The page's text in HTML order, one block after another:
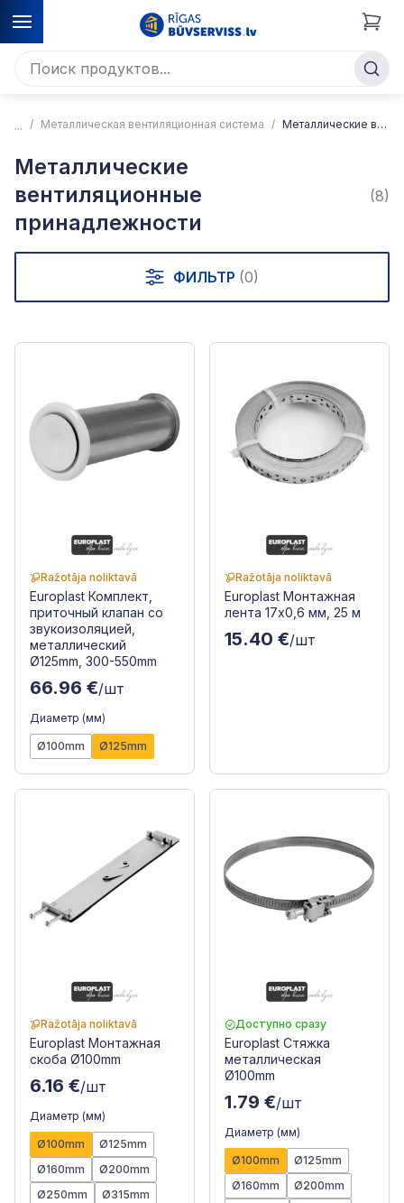
Металлическая вентиляционная система Металлические вентиляционные принадлежности
Металлические
вентиляционные
принадлежности
(8)
ФИЛЬТР (0)
Ražotāja noliktavā
Europlast Комплект,
приточный клапан со
звукоизоляцией,
металлический
Ø125mm, 300-550mm
66.96 €/шт
Диаметр (мм)
Ø100mm Ø125mm
Ražotāja noliktavā
Europlast Монтажная
лента 17x0,6 мм, 25 м
15.40 €/шт
Ražotāja noliktavā
Europlast Монтажная
скоба Ø100mm
6.16 €/шт
Диаметр (мм)
Ø100mm
Ø125mm
Ø160mm
Ø200mm
Ø250mm
Ø315mm
Доступно сразу
Europlast Стяжка
металлическая
Ø100mm
1.79 €/шт
Диаметр (мм)
Ø100mm
Ø125mm
Ø160mm
Ø200mm